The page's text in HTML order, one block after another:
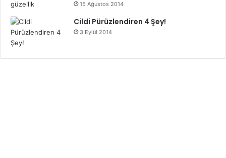
15 Ağustos 2014
Cildi Pürüzlendiren 4 Şey!
3 Eylül 2014